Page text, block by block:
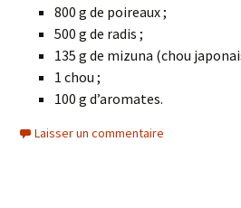
800 g de poireaux ;
500 g de radis ;
135 g de mizuna (chou
1 chou ;
100 g d’aromates.
Laisser un commentaire